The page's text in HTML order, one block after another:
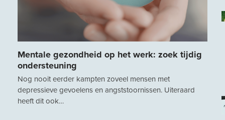
Mentale gezondheid op het werk: zoek tijdig
ondersteuning
Nog nooit eerder kampten zoveel mensen met
depressieve gevoelens en angststoornissen. Uiteraard
heeft dit ook…